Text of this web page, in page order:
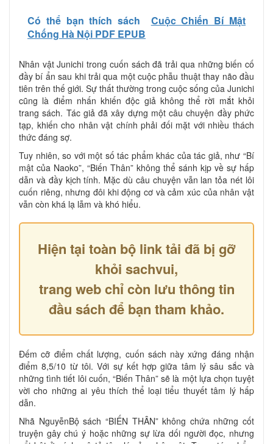
Có thể bạn thích sách
Cuộc Chiến Bí Mật
Chống Hà Nội PDF EPUB
Nhân vật Junichi trong cuốn sách đã trải qua những biến cố
đầy bí ẩn sau khi trải qua một cuộc phẫu thuật thay não đầu
tiên trên thế giới. Sự thất thường trong cuộc sống của Junichi
cũng là điểm nhấn khiến độc giả không thể rời mắt khỏi
trang sách. Tác giả đã xây dựng một câu chuyện đầy phức
tạp, khiến cho nhân vật chính phải đối mặt với nhiều thách
thức đáng sợ.
Tuy nhiên, so với một số tác phẩm khác của tác giả, như “Bí
mật của Naoko”, “Biến Thân” không thể sánh kịp về sự hấp
dẫn và đầy kịch tính. Mặc dù câu chuyện vẫn lan tỏa nét lôi
cuốn riêng, nhưng đôi khi động cơ và cảm xúc của nhân vật
vẫn còn khá lạ lẫm và khó hiểu.
Hiện tại toàn bộ link tải đã bị gỡ
khỏi sachvui,
trang web chỉ còn lưu thông tin
đầu sách để bạn tham khảo.
Đếm cỡ điểm chất lượng, cuốn sách này xứng đáng nhận
điểm 8,5/10 từ tôi. Với sự kết hợp giữa tâm lý sâu sắc và
những tình tiết lôi cuốn, “Biến Thân” sẽ là một lựa chọn tuyệt
vời cho những ai yêu thích thể loại tiểu thuyết tâm lý hấp
dẫn.
Nhã NguyễnBộ sách “BIẾN THÂN” không chứa những cốt
truyện gây chú ý hoặc những sự lừa dối người đọc, nhưng